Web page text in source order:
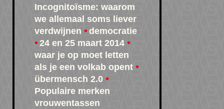
Incognitoïsme: waarom
we allemaal soms liever
verdwijnen
democratie
24 en 25 maart 2014
waar je op moet letten
als je een volkab opent
übermensch 2.0
Populaire merken
vrouwentassen